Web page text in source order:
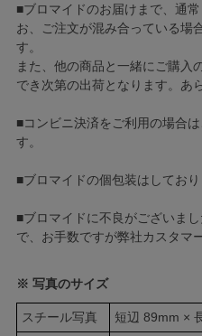
■ブロマイドのお届けまで、通
お、ご注文が混み合っている場
す。
また、他の商品と一緒にご購入
でき次第の出荷となります。あ
■コンビニ決済をご利用の場合
す。
■ブロマイドの個包装はしており
■ブロマイドに不良がございま
で、お手数ですが弊社カスタマ
※ 写真のサイズ
スチール写真 短辺 89mm ×